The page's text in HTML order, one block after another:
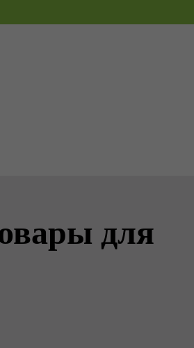
для